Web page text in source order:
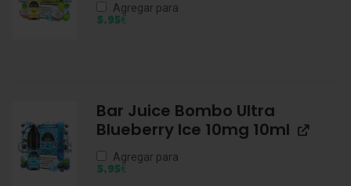
Agregar para
5,95€
Bar Juice Bombo Ultra
Blueberry Ice 10mg 10ml
Agregar para
5,95€